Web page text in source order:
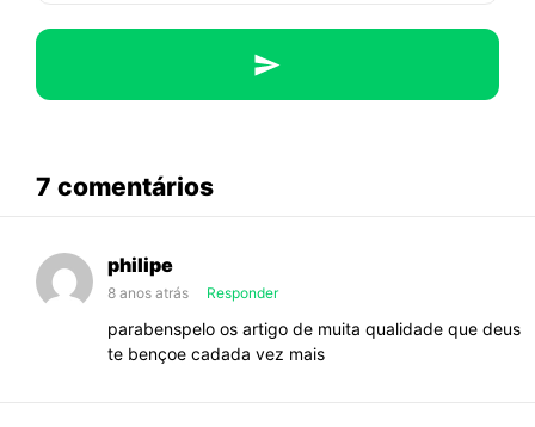
você
deve
7 comentáriosabaixo
te
mostrar
porque
philipe
8 anos atrás Responder
parabenspelo os artigo de muita qualidade que deus
te bençoe cadada vez mais